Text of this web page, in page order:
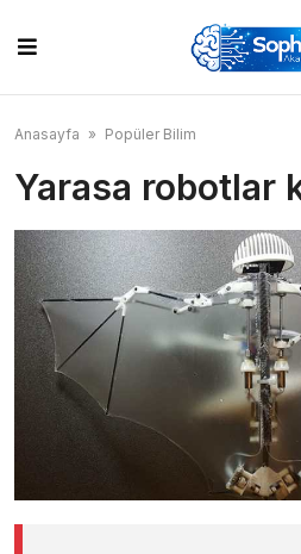
content
Anasayfa » Popüler Bilim
Yarasa robotlar